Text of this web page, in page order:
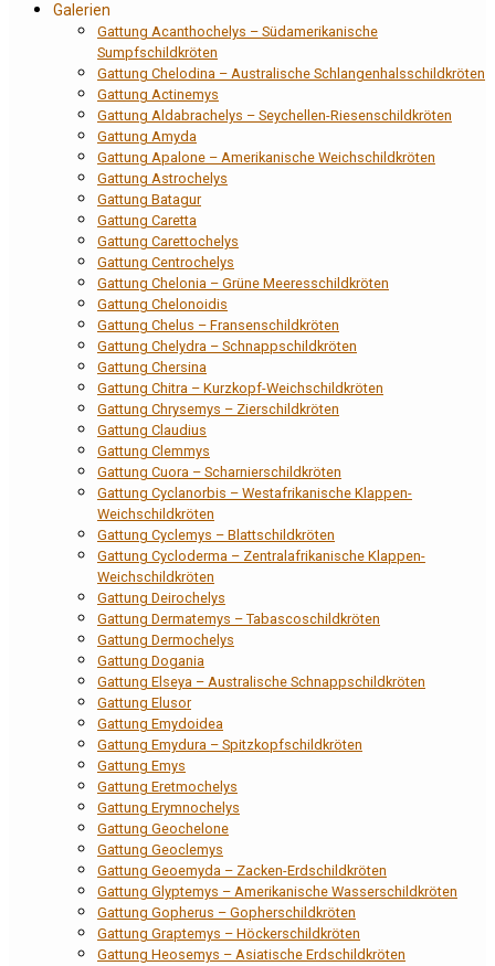
Galerien
Gattung Acanthochelys – Südamerikanische
Sumpfschildkröten
Gattung Chelodina – Australische Schlangenhalsschildkröten
Gattung Actinemys
Gattung Aldabrachelys – Seychellen-Riesenschildkröten
Gattung Amyda
Gattung Apalone – Amerikanische Weichschildkröten
Gattung Astrochelys
Gattung Batagur
Gattung Caretta
Gattung Carettochelys
Gattung Centrochelys
Gattung Chelonia – Grüne Meeresschildkröten
Gattung Chelonoidis
Gattung Chelus – Fransenschildkröten
Gattung Chelydra – Schnappschildkröten
Gattung Chersina
Gattung Chitra – Kurzkopf-Weichschildkröten
Gattung Chrysemys – Zierschildkröten
Gattung Claudius
Gattung Clemmys
Gattung Cuora – Scharnierschildkröten
Gattung Cyclanorbis – Westafrikanische Klappen-
Weichschildkröten
Gattung Cyclemys – Blattschildkröten
Gattung Cycloderma – Zentralafrikanische Klappen-
Weichschildkröten
Gattung Deirochelys
Gattung Dermatemys – Tabascoschildkröten
Gattung Dermochelys
Gattung Dogania
Gattung Elseya – Australische Schnappschildkröten
Gattung Elusor
Gattung Emydoidea
Gattung Emydura – Spitzkopfschildkröten
Gattung Emys
Gattung Eretmochelys
Gattung Erymnochelys
Gattung Geochelone
Gattung Geoclemys
Gattung Geoemyda – Zacken-Erdschildkröten
Gattung Glyptemys – Amerikanische Wasserschildkröten
Gattung Gopherus – Gopherschildkröten
Gattung Graptemys – Höckerschildkröten
Gattung Heosemys – Asiatische Erdschildkröten